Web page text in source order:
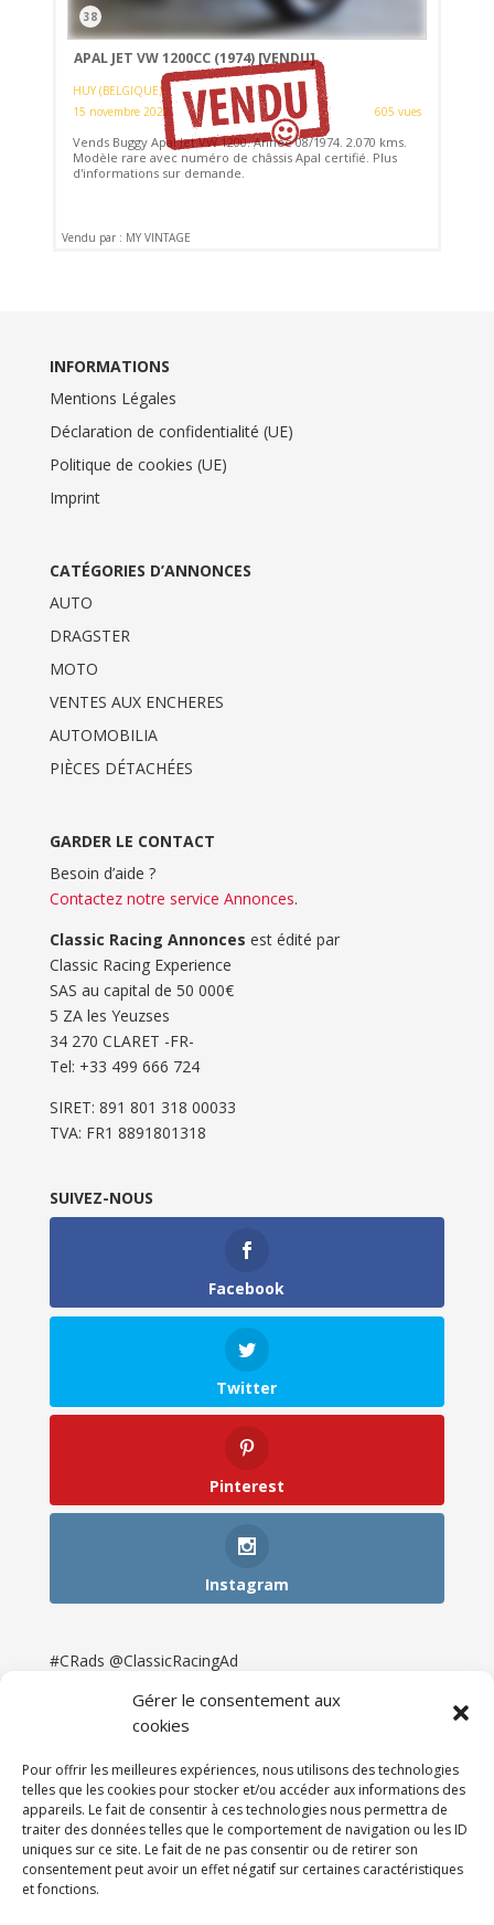
Gérer le consentement aux
cookies
Pour offrir les meilleures expériences, nous utilisons des technologies
telles que les cookies pour stocker et/ou accéder aux informations des
appareils. Le fait de consentir à ces technologies nous permettra de
traiter des données telles que le comportement de navigation ou les ID
uniques sur ce site. Le fait de ne pas consentir ou de retirer son
consentement peut avoir un effet négatif sur certaines caractéristiques
et fonctions.
38
APAL JET VW 1200CC (1974) [VENDU]
HUY (BELGIQUE)
15 novembre 2022
605 vues
Vends Buggy Apal Jet VW 1200. Année 08/1974. 2.070 kms.
Modèle rare avec numéro de châssis Apal certifié. Plus
d'informations sur demande.
Vendu par : MY VINTAGE
INFORMATIONS
Mentions Légales
Déclaration de confidentialité (UE)
Politique de cookies (UE)
Imprint
CATÉGORIES D’ANNONCES
AUTO
DRAGSTER
MOTO
VENTES AUX ENCHERES
AUTOMOBILIA
PIÈCES DÉTACHÉES
GARDER LE CONTACT
Besoin d’aide ?
Contactez notre service Annonces.
Classic Racing Annonces est édité par
Classic Racing Experience
SAS au capital de 50 000€
5 ZA les Yeuzses
34 270 CLARET -FR-
Tel: ‭+33 499 666 724‬
SIRET: 891 801 318 00033
TVA: FR1 8891801318
SUIVEZ-NOUS
Facebook
Twitter
Pinterest
Instagram
#CRads @ClassicRacingAd